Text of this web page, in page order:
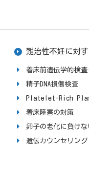
難治性不妊に対
着床前遺伝学的検査
精子DNA損傷検査
Platelet-Rich
着床障害の対策
卵子の老化に負けな
遺伝カウンセリング